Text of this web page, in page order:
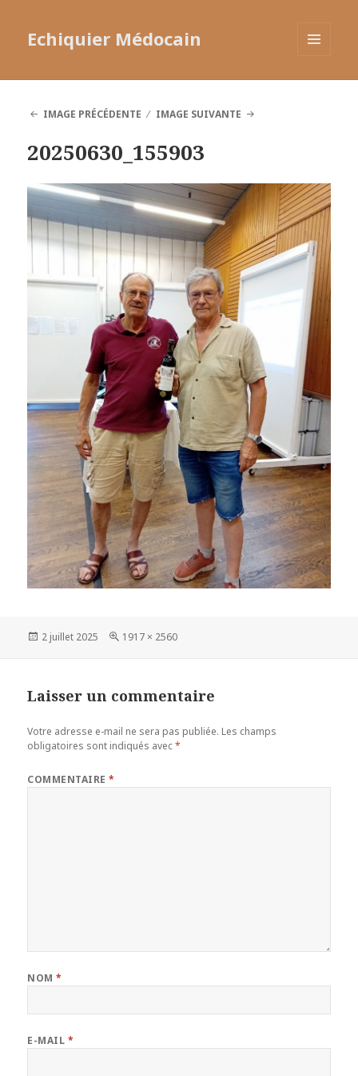
Echiquier Médocain
IMAGE PRÉCÉDENTE
IMAGE SUIVANTE
20250630_155903
Publié
2 juillet 2025
Taille
1917 × 2560
Laisser un commentaire
Votre adresse e-mail ne sera pas publiée. Les champs
obligatoires sont indiqués avec*
COMMENTAIRE*
NOM*
E-MAIL *